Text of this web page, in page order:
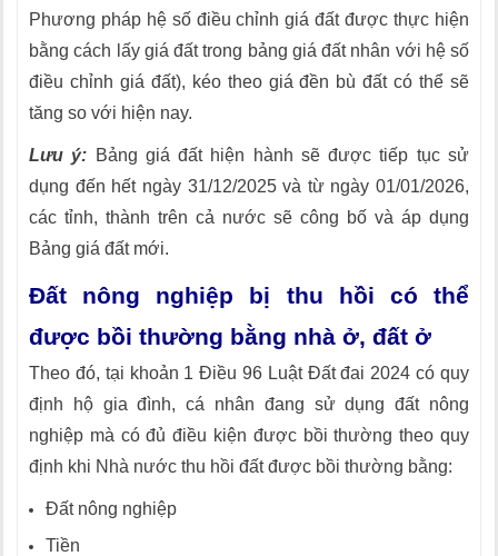
Phương pháp hệ số điều chỉnh giá đất được thực hiện
bằng cách lấy giá đất trong bảng giá đất nhân với hệ số
điều chỉnh giá đất), kéo theo giá đền bù đất có thể sẽ
tăng so với hiện nay.
Lưu ý: Bảng giá đất hiện hành sẽ được tiếp tục sử
dụng đến hết ngày 31/12/2025 và từ ngày 01/01/2026,
các tỉnh, thành trên cả nước sẽ công bố và áp dụng
Bảng giá đất mới.
Đất nông nghiệp bị thu hồi có thể
được bồi thường bằng nhà ở, đất ở
Theo đó, tại khoản 1 Điều 96 Luật Đất đai 2024 có quy
định hộ gia đình, cá nhân đang sử dụng đất nông
nghiệp mà có đủ điều kiện được bồi thường theo quy
định khi Nhà nước thu hồi đất được bồi thường bằng:
Đất nông nghiệp
Tiền